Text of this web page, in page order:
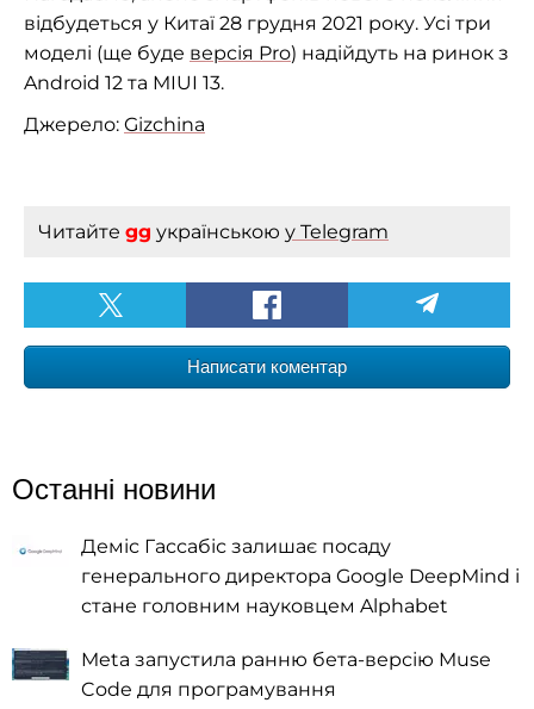
відбудеться у Китаї 28 грудня 2021 року. Усі три
моделі (ще буде версія Pro) надійдуть на ринок з
Android 12 та MIUI 13.
Джерело: Gizchina
Читайте gg українською у Telegram
Написати коментар
Останні новини
Деміс Гассабіс залишає посаду
генерального директора Google DeepMind і
стане головним науковцем Alphabet
Meta запустила ранню бета-версію Muse
Code для програмування